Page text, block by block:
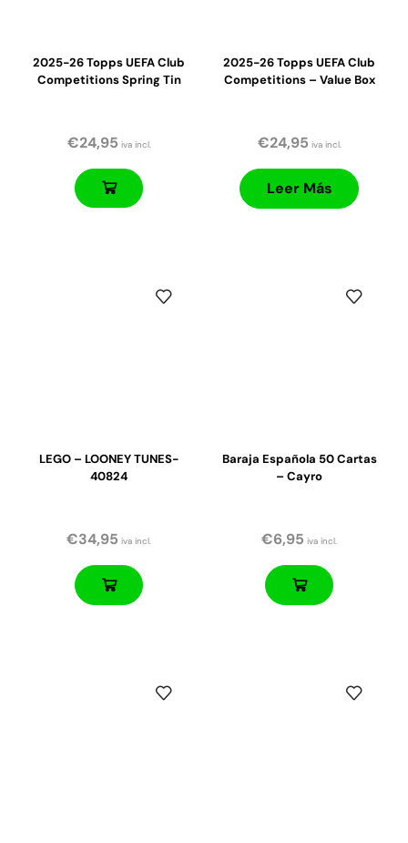
2025-26 Topps UEFA Club
Competitions Spring Tin
€24,95 iva incl.
2025-26 Topps UEFA Club
Competitions – Value Box
€24,95 iva incl.
Leer Más
LEGO – LOONEY TUNES-
40824
€34,95 iva incl.
Baraja Española 50 Cartas
– Cayro
€6,95 iva incl.